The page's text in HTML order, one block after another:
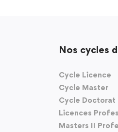
Nos cycles
Cycle Licence
Cycle Master
Cycle Doctorat
Licences
Masters II